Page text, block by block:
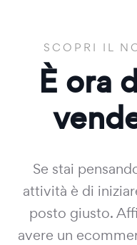
SCOPRI IL
È ora
Se stai
attività è di
posto giusto.
avere un